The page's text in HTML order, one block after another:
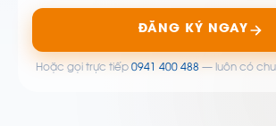
ĐĂNG KÝ NGAY
Hoặc gọi trực tiếp 0941 400 488— luôn có